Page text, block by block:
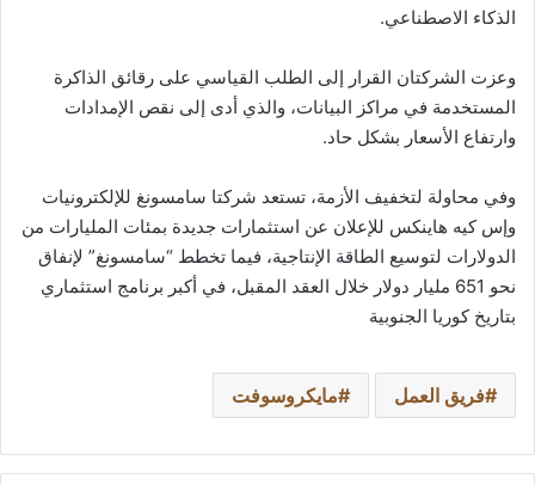
الذكاء الاصطناعي.
وعزت الشركتان القرار إلى الطلب القياسي على رقائق الذاكرة
المستخدمة في مراكز البيانات، والذي أدى إلى نقص الإمدادات
وارتفاع الأسعار بشكل حاد.
وفي محاولة لتخفيف الأزمة، تستعد شركتا سامسونغ للإلكترونيات
وإس كيه هاينكس للإعلان عن استثمارات جديدة بمئات المليارات من
الدولارات لتوسيع الطاقة الإنتاجية، فيما تخطط “سامسونغ” لإنفاق
نحو 651 مليار دولار خلال العقد المقبل، في أكبر برنامج استثماري
بتاريخ كوريا الجنوبية
فريق العمل مايكروسوفت